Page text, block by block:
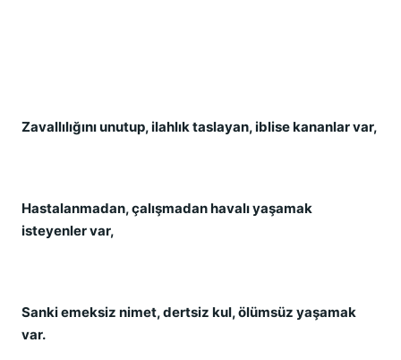
Zavallılığını unutup, ilahlık taslayan, iblise kananlar var,
Hastalanmadan, çalışmadan havalı yaşamak
isteyenler var,
Sanki emeksiz nimet, dertsiz kul, ölümsüz yaşamak
var.